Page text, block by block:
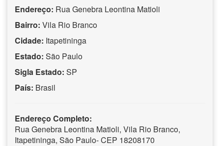
Endereço: Rua Genebra Leontina Matioli
Bairro: Vila Rio Branco
Cidade: Itapetininga
Estado: São Paulo
Sigla Estado: SP
País: Brasil
Endereço Completo:
Rua Genebra Leontina Matioli, Vila Rio Branco,
Itapetininga, São Paulo- CEP 18208170